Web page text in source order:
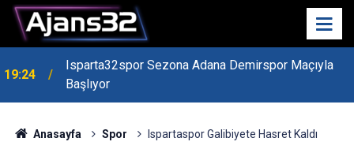
19:24
Isparta32spor Sezona Adana Demirspor Maçıyla
Başlıyor
19:22 Isparta Kredi Batağında
Anasayfa Spor Ispartaspor Galibiyete Hasret Kaldı